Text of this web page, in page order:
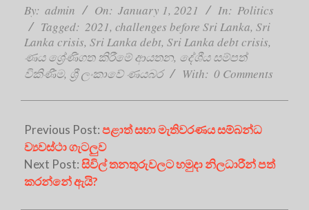
01-
01
By: admin On: January 1, 2021 In: Politics
Tagged: 2021, challenges before Sri Lanka, Sri
Lanka crisis, Sri Lanka debt, Sri Lanka debt crisis,
ණය ශ්‍රේණිගත කිරීමේ ආයතන, දේශීය සම්පත්
විකිණීම, ශ්‍රී ලංකාවේ ණයබර With: 0 Comments
Previous Post:පළාත් සභා මැතිවරණය සම්බන්ධ
ව්‍යවස්ථා ගැටලුව
Next Post:සිවිල් තනතුරුවලට හමුදා නිලධාරීන් පත්
කරන්නේ ඇයි?